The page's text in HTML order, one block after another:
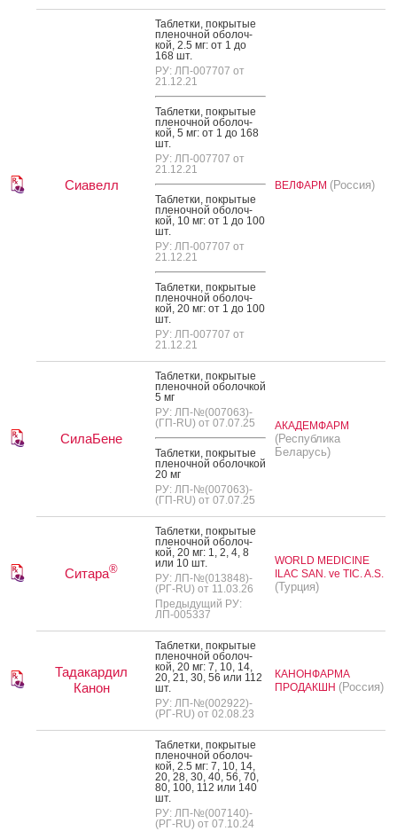
Сиавелл
Таб­летки, пок­ры­тые
пле­ноч­ной обо­лоч­
кой, 2.5 мг: от 1 до
168 шт.
РУ: ЛП-007707 от
21.12.21
Таб­летки, пок­ры­тые
пле­ноч­ной обо­лоч­
кой, 5 мг: от 1 до 168
шт.
РУ: ЛП-007707 от
21.12.21
Таб­летки, пок­ры­тые
пле­ноч­ной обо­лоч­
кой, 10 мг: от 1 до 100
шт.
РУ: ЛП-007707 от
21.12.21
Таб­летки, пок­ры­тые
пле­ноч­ной обо­лоч­
кой, 20 мг: от 1 до 100
шт.
РУ: ЛП-007707 от
21.12.21
ВЕЛФАРМ (Россия)
СилаБене
Таб­летки, пок­ры­тые
пле­ноч­ной обо­лоч­кой
5 мг
РУ: ЛП-№(007063)-
(ГП-RU) от 07.07.25
Таб­летки, пок­ры­тые
пле­ноч­ной обо­лоч­кой
20 мг
РУ: ЛП-№(007063)-
(ГП-RU) от 07.07.25
АКАДЕМФАРМ
(Республика
Беларусь)
Ситара®
Таб­летки, пок­ры­тые
пле­ноч­ной обо­лоч­
кой, 20 мг: 1, 2, 4, 8
или 10 шт.
РУ: ЛП-№(013848)-
(РГ-RU) от 11.03.26
Предыдущий РУ:
ЛП-005337
WORLD MEDICINE
ILAC SAN. ve TIC. A.S.
(Турция)
Тадакардил
Канон
Таб­летки, пок­ры­тые
пле­ноч­ной обо­лоч­
кой, 20 мг: 7, 10, 14,
20, 21, 30, 56 или 112
шт.
РУ: ЛП-№(002922)-
(РГ-RU) от 02.08.23
КАНОНФАРМА
ПРОДАКШН (Россия)
Таб­летки, пок­ры­тые
пле­ноч­ной обо­лоч­
кой, 2.5 мг: 7, 10, 14,
20, 28, 30, 40, 56, 70,
80, 100, 112 или 140
шт.
РУ: ЛП-№(007140)-
(РГ-RU) от 07.10.24